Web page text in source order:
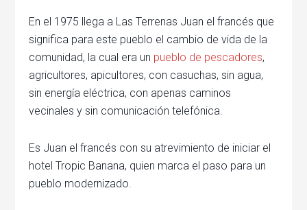
En el 1975 llega a Las Terrenas Juan el francés que
significa para este pueblo el cambio de vida de la
comunidad, la cual era un pueblo de pescadores,
agricultores, apicultores, con casuchas, sin agua,
sin energía eléctrica, con apenas caminos
vecinales y sin comunicación telefónica.
Es Juan el francés con su atrevimiento de iniciar el
hotel Tropic Banana, quien marca el paso para un
pueblo modernizado.